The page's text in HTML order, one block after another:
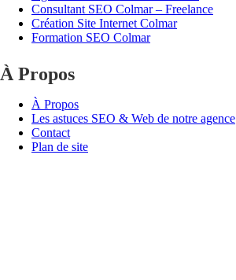
Consultant SEO Colmar – Freelance
Création Site Internet Colmar
Formation SEO Colmar
À Propos
À Propos
Les astuces SEO & Web de notre agence
Contact
Plan de site